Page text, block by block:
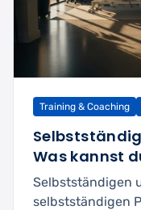
Training & Coaching
Was kannst
Selbstständigen
selbstständigen